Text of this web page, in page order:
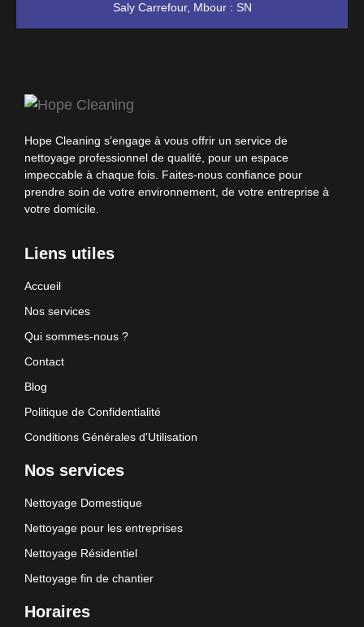
Saly Carrefour, Mbour : SN
Hope Cleaning s’engage à vous offrir un service de
nettoyage professionnel de qualité, pour un espace
impeccable à chaque fois. Faites-nous confiance pour
prendre soin de votre environnement, de votre entreprise à
votre domicile.
Liens utiles
Accueil
Nos services
Qui sommes-nous ?
Contact
Blog
Politique de Confidentialité
Conditions Générales d'Utilisation
Nos services
Nettoyage Domestique
Nettoyage pour les entreprises
Nettoyage Résidentiel
Nettoyage fin de chantier
Horaires